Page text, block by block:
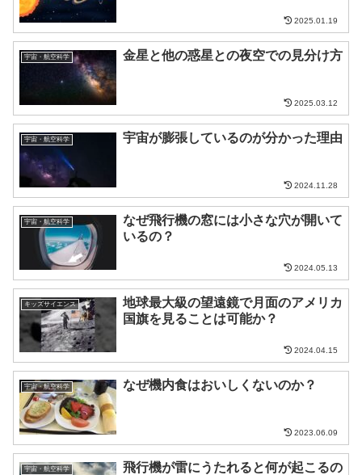
2025.01.19
宇宙・航空科学 金星と他の惑星との夜空での見分け方
2025.03.12
宇宙・航空科学 宇宙が膨張しているのが分かった理由
2024.11.28
宇宙・航空科学
なぜ飛行機の窓には小さな穴が開いて
いるの？
2024.05.13
キッズサイエンス
地球最大級の望遠鏡で月面のアメリカ
国旗を見ることは可能か？
2024.04.15
宇宙・航空科学 なぜ機内食はおいしくないのか？
2023.06.09
宇宙・航空科学
飛行機が雷にうたれると何が起こるの